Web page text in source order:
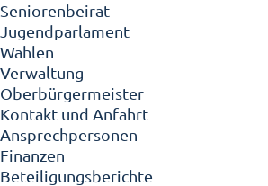
Seniorenbeirat
Jugendparlament
Wahlen
Verwaltung
Oberbürgermeister
Kontakt und Anfahrt
Ansprechpersonen
Finanzen
Beteiligungsberichte